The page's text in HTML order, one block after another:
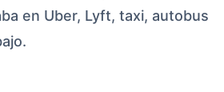
en Uber, Lyft, taxi, autobus